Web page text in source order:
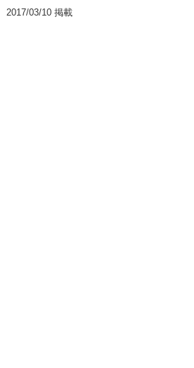
2017/03/10 掲載